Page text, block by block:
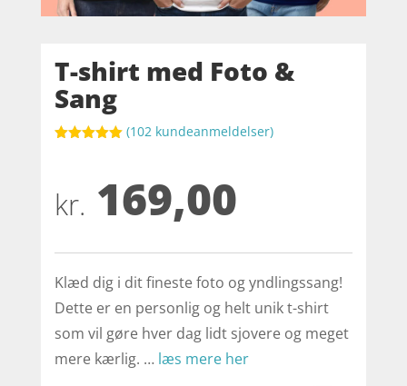
T-shirt med Foto &
Sang
baseret på
kundebedøm
melser
(102 kundeanmeldelser)
kr. 169,00
Klæd dig i dit fineste foto og yndlingssang!
Dette er en personlig og helt unik t-shirt
som vil gøre hver dag lidt sjovere og meget
mere kærlig. … læs mere her